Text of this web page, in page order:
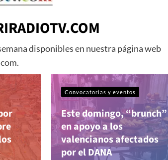
disponibles en nuestra página web
.
Convocatorias y eventos
Este domingo, “brunch”
en apoyo a los
valencianos afectados
por el DANA